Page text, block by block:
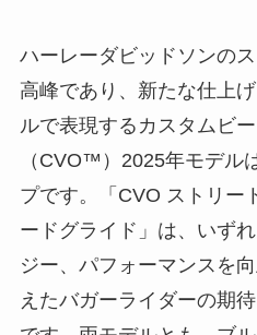
ハーレーダビッドソンの
高峰であり、新たな仕上
ルで表現するカスタムビ
（CVO™）2025年モデル
プです。「CVO ストリー
ードグライド」は、いず
ジー、パフォーマンスを
えたバガーライダーの期